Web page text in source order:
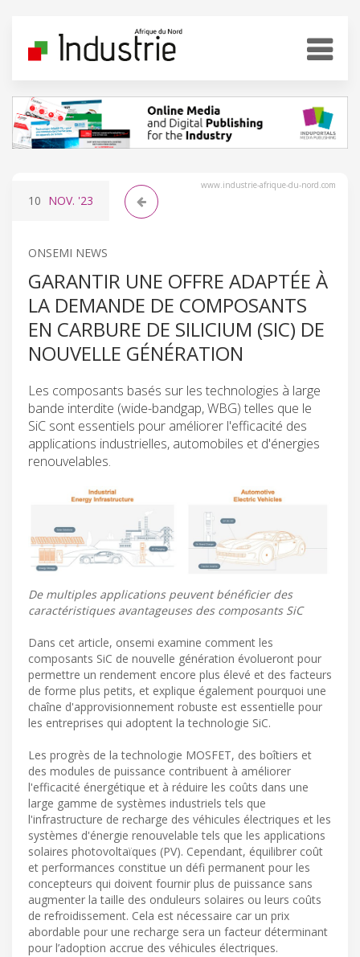
www.industrie-afrique-du-nord.com
10 NOV. '23
ONSEMI NEWS
GARANTIR UNE OFFRE ADAPTÉE À
LA DEMANDE DE COMPOSANTS
EN CARBURE DE SILICIUM (SIC) DE
NOUVELLE GÉNÉRATION
Les composants basés sur les technologies à large
bande interdite (wide-bandgap, WBG) telles que le
SiC sont essentiels pour améliorer l'efficacité des
applications industrielles, automobiles et d'énergies
renouvelables.
De multiples applications peuvent bénéficier des
caractéristiques avantageuses des composants SiC
Dans cet article, onsemi examine comment les
composants SiC de nouvelle génération évolueront pour
permettre un rendement encore plus élevé et des facteurs
de forme plus petits, et explique également pourquoi une
chaîne d'approvisionnement robuste est essentielle pour
les entreprises qui adoptent la technologie SiC.
Les progrès de la technologie MOSFET, des boîtiers et
des modules de puissance contribuent à améliorer
l'efficacité énergétique et à réduire les coûts dans une
large gamme de systèmes industriels tels que
l'infrastructure de recharge des véhicules électriques et les
systèmes d'énergie renouvelable tels que les applications
solaires photovoltaïques (PV). Cependant, équilibrer coût
et performances constitue un défi permanent pour les
concepteurs qui doivent fournir plus de puissance sans
augmenter la taille des onduleurs solaires ou leurs coûts
de refroidissement. Cela est nécessaire car un prix
abordable pour une recharge sera un facteur déterminant
pour l’adoption accrue des véhicules électriques.